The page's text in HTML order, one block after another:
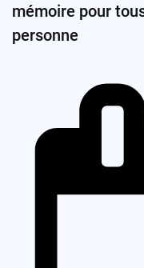
mémoire pour
personne